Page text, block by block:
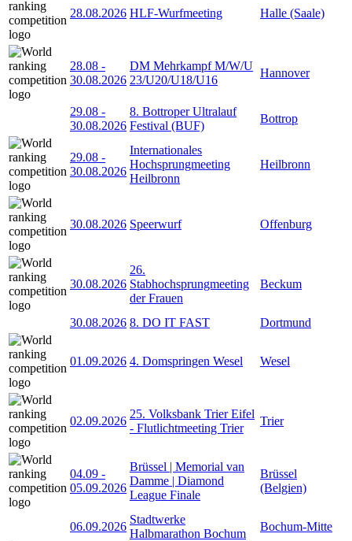
28.08.2026 HLF-Wurfmeeting Halle (Saale)
28.08 -
30.08.2026
DM Mehrkampf M/W/U
23/U20/U18/U16
Hannover
29.08 -
30.08.2026
8. Bottroper Ultralauf
Festival (BUF)
Bottrop
29.08 -
30.08.2026
Internationales
Hochsprungmeeting
Heilbronn
Heilbronn
30.08.2026 Speerwurf Offenburg
30.08.2026
26.
Stabhochsprungmeeting
der Frauen
Beckum
30.08.2026 8. DO IT FAST Dortmund
01.09.2026 4. Domspringen Wesel Wesel
02.09.2026
25. Volksbank Trier Eifel
- Flutlichtmeeting Trier
Trier
04.09 -
05.09.2026
Brüssel | Memorial van
Damme | Diamond
League Finale
Brüssel
(Belgien)
06.09.2026
Stadtwerke
Halbmarathon Bochum
Bochum-Mitte